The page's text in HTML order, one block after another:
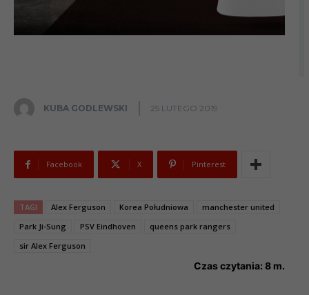
KUBA GODLEWSKI 25 LUTEGO 2019
Facebook X Pinterest
TAGI Alex Ferguson Korea Południowa
manchester united
Park Ji-Sung
PSV Eindhoven
queens park rangers
sir Alex Ferguson
Czas czytania: 8 m.